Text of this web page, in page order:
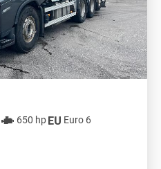
650 hp
Euro 6